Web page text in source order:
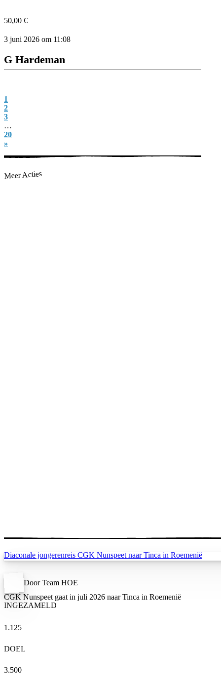
50,00 €
3 juni 2026 om 11:08
G Hardeman
1
2
3
…
20
»
Meer Acties
Diaconale jongerenreis CGK Nunspeet naar Tinca in Roemenië
Door Team HOE
CGK Nunspeet gaat in juli 2026 naar Tinca in Roemenië
INGEZAMELD
1.125
DOEL
3.500